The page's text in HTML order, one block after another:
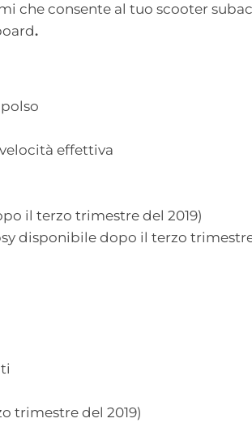
che consente al tuo scooter
.
effettiva
il terzo trimestre del 2019)
disponibile dopo il terzo
trimestre del 2019)